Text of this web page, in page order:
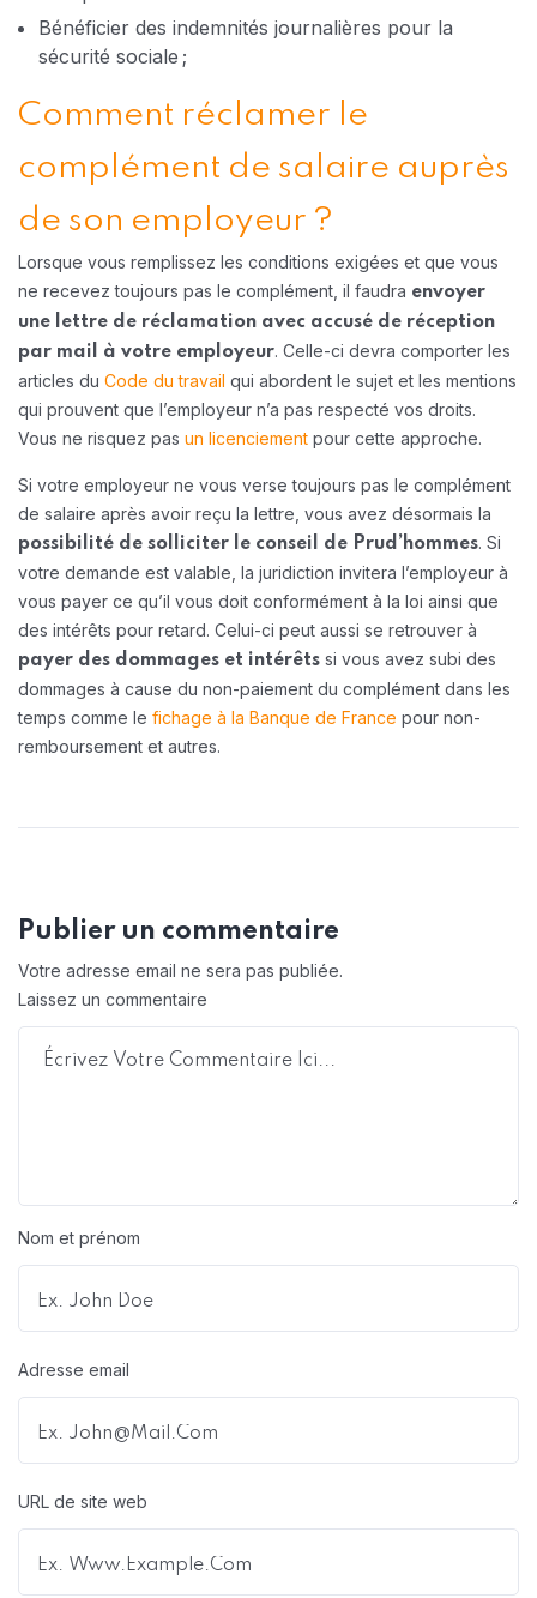
Bénéficier des indemnités journalières pour la
sécurité sociale ;
Comment réclamer le
complément de salaire auprès
de son employeur ?
Lorsque vous remplissez les conditions exigées et que vous
ne recevez toujours pas le complément, il faudra envoyer
une lettre de réclamation avec accusé de réception
par mail à votre employeur. Celle-ci devra comporter les
articles du Code du travail qui abordent le sujet et les mentions
qui prouvent que l’employeur n’a pas respecté vos droits.
Vous ne risquez pas un licenciement pour cette approche.
Si votre employeur ne vous verse toujours pas le complément
de salaire après avoir reçu la lettre, vous avez désormais la
possibilité de solliciter le conseil de Prud’hommes. Si
votre demande est valable, la juridiction invitera l’employeur à
vous payer ce qu’il vous doit conformément à la loi ainsi que
des intérêts pour retard. Celui-ci peut aussi se retrouver à
payer des dommages et intérêts si vous avez subi des
dommages à cause du non-paiement du complément dans les
temps comme le fichage à la Banque de France pour non-
remboursement et autres.
Publier un commentaire
Votre adresse email ne sera pas publiée.
Laissez un commentaire
Nom et prénom
Adresse email
URL de site web